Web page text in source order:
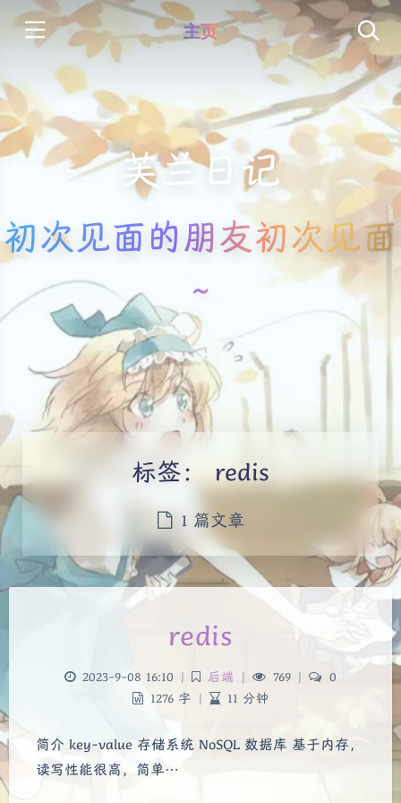
主页
芙兰日记
初次见面的朋友初次见面
~
标签：redis
1 篇文章
redis
2023-9-08 16:10 | 后端 | 769 |
0
1276 字 | 11 分钟
简介 key-value 存储系统 NoSQL 数据库 基于内存，
读写性能很高，简单…